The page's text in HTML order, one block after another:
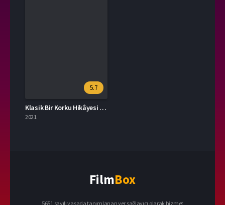
5.7
Klasik Bir Korku Hikâyesi 2021 – A Classic Horror Story 1080p Turkce Dublaj izle
2021
FilmBox
5651 sayılı yasada tanımlanan yer sağlayıcı olarak hizmet